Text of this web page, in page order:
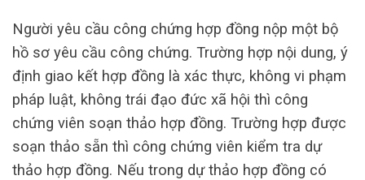
Người yêu cầu công chứng hợp đồng nộp một bộ
hồ sơ yêu cầu công chứng. Trường hợp nội dung, ý
định giao kết hợp đồng là xác thực, không vi phạm
pháp luật, không trái đạo đức xã hội thì công
chứng viên soạn thảo hợp đồng. Trường hợp được
soạn thảo sẵn thì công chứng viên kiểm tra dự
thảo hợp đồng. Nếu trong dự thảo hợp đồng có